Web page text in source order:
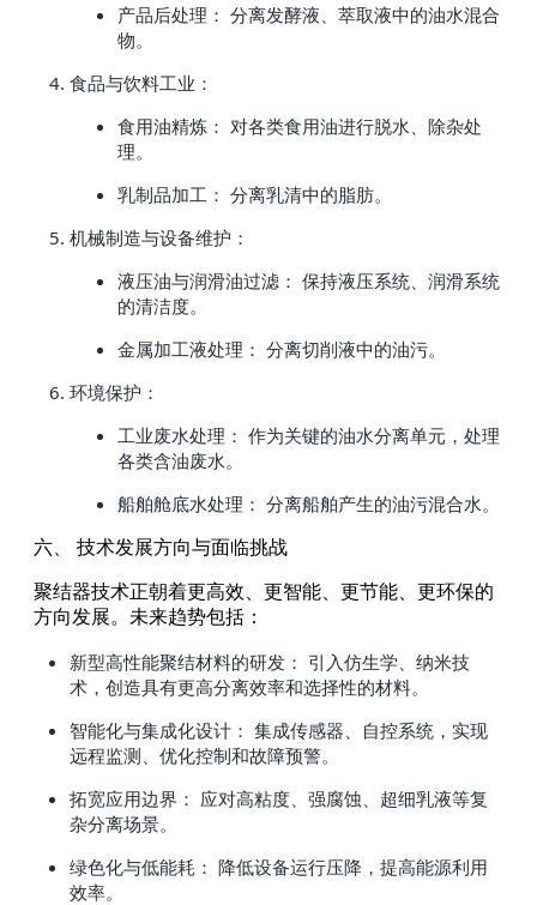
产品后处理： 分离发酵液、萃取液中的油水混合
物。
食品与饮料工业：
食用油精炼： 对各类食用油进行脱水、除杂处
理。
乳制品加工： 分离乳清中的脂肪。
机械制造与设备维护：
液压油与润滑油过滤： 保持液压系统、润滑系统
的清洁度。
金属加工液处理： 分离切削液中的油污。
环境保护：
工业废水处理： 作为关键的油水分离单元，处理
各类含油废水。
船舶舱底水处理： 分离船舶产生的油污混合水。
六、 技术发展方向与面临挑战
聚结器技术正朝着更高效、更智能、更节能、更环保的
方向发展。未来趋势包括：
新型高性能聚结材料的研发： 引入仿生学、纳米技
术，创造具有更高分离效率和选择性的材料。
智能化与集成化设计： 集成传感器、自控系统，实现
远程监测、优化控制和故障预警。
拓宽应用边界： 应对高粘度、强腐蚀、超细乳液等复
杂分离场景。
绿色化与低能耗： 降低设备运行压降，提高能源利用
效率。